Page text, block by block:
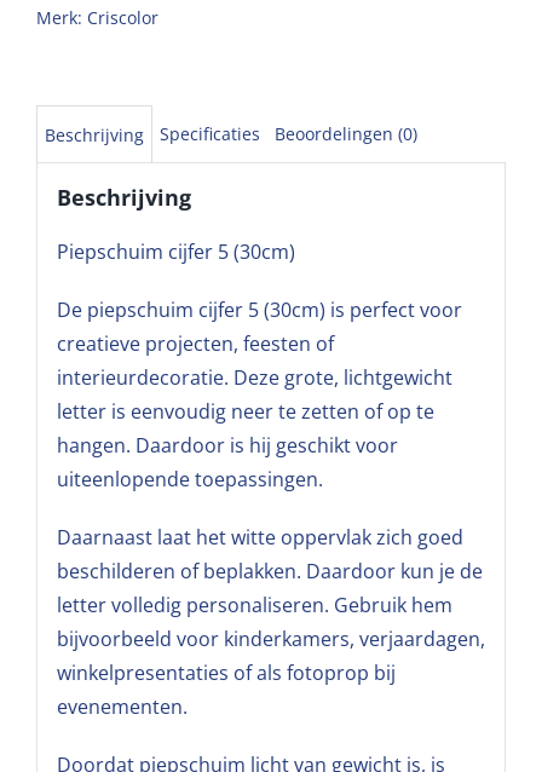
Merk: Criscolor
Beschrijving Specificaties Beoordelingen (0)
Beschrijving
Piepschuim cijfer 5 (30cm)
De piepschuim cijfer 5 (30cm) is perfect voor
creatieve projecten, feesten of
interieurdecoratie. Deze grote, lichtgewicht
letter is eenvoudig neer te zetten of op te
hangen. Daardoor is hij geschikt voor
uiteenlopende toepassingen.
Daarnaast laat het witte oppervlak zich goed
beschilderen of beplakken. Daardoor kun je de
letter volledig personaliseren. Gebruik hem
bijvoorbeeld voor kinderkamers, verjaardagen,
winkelpresentaties of als fotoprop bij
evenementen.
Doordat piepschuim licht van gewicht is, is